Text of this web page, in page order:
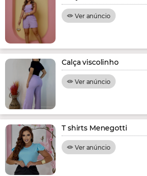
Ver anúncio
Calça viscolinho
Ver anúncio
T shirts Menegotti
Ver anúncio